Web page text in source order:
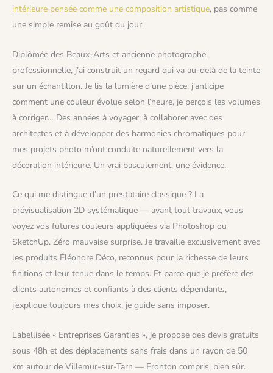
intérieure pensée comme une composition artistique, pas comme
une simple remise au goût du jour.
Diplômée des Beaux-Arts et ancienne photographe
professionnelle, j’ai construit un regard qui va au-delà de la teinte
sur un échantillon. Je lis la lumière d’une pièce, j’anticipe
comment une couleur évolue selon l’heure, je perçois les volumes
à corriger… Des années à voyager, à collaborer avec des
architectes et à développer des harmonies chromatiques pour
mes projets photo m’ont conduite naturellement vers la
décoration intérieure. Un vrai basculement, une évidence.
Ce qui me distingue d’un prestataire classique ? La
prévisualisation 2D systématique — avant tout travaux, vous
voyez vos futures couleurs appliquées via Photoshop ou
SketchUp. Zéro mauvaise surprise. Je travaille exclusivement avec
les produits Éléonore Déco, reconnus pour la richesse de leurs
finitions et leur tenue dans le temps. Et parce que je préfère des
clients autonomes et confiants à des clients dépendants,
j’explique toujours mes choix, je guide sans imposer.
Labellisée « Entreprises Garanties », je propose des devis gratuits
sous 48h et des déplacements sans frais dans un rayon de 50
km autour de Villemur-sur-Tarn — Fronton compris, bien sûr.